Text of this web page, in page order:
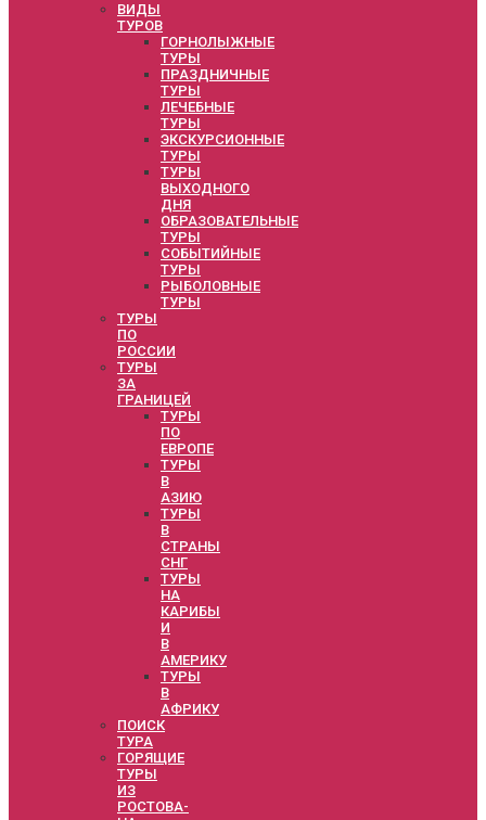
ВИДЫ
ТУРОВ
ГОРНОЛЫЖНЫЕ
ТУРЫ
ПРАЗДНИЧНЫЕ
ТУРЫ
ЛЕЧЕБНЫЕ
ТУРЫ
ЭКСКУРСИОННЫЕ
ТУРЫ
ТУРЫ
ВЫХОДНОГО
ДНЯ
ОБРАЗОВАТЕЛЬНЫЕ
ТУРЫ
СОБЫТИЙНЫЕ
ТУРЫ
РЫБОЛОВНЫЕ
ТУРЫ
ТУРЫ
ПО
РОССИИ
ТУРЫ
ЗА
ГРАНИЦЕЙ
ТУРЫ
ПО
ЕВРОПЕ
ТУРЫ
В
АЗИЮ
ТУРЫ
В
СТРАНЫ
СНГ
ТУРЫ
НА
КАРИБЫ
И
В
АМЕРИКУ
ТУРЫ
В
АФРИКУ
ПОИСК
ТУРА
ГОРЯЩИЕ
ТУРЫ
ИЗ
РОСТОВА-